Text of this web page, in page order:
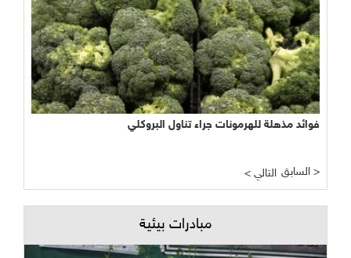
فوائد مذهلة للهرمونات جراء تناول البروكلي
< التالي السابق >
مبادرات بيئية